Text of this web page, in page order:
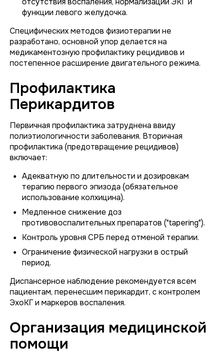
функции левого желудочка.
Специфических методов физиотерапии не
разработано, основной упор делается на
медикаментозную профилактику рецидивов и
постепенное расширение двигательного режима.
Профилактика
Перикардитов
Первичная профилактика затруднена ввиду
полиэтиологичности заболевания. Вторичная
профилактика (предотвращение рецидивов)
включает:
Адекватную по длительности и дозировкам
терапию первого эпизода (обязательное
использование колхицина).
Медленное снижение доз
противовоспалительных препаратов ("tapering").
Контроль уровня СРБ перед отменой терапии.
Ограничение физической нагрузки в острый
период.
Диспансерное наблюдение рекомендуется всем
пациентам, перенесшим перикардит, с контролем
ЭхоКГ и маркеров воспаления.
Организация медицинской
помощи